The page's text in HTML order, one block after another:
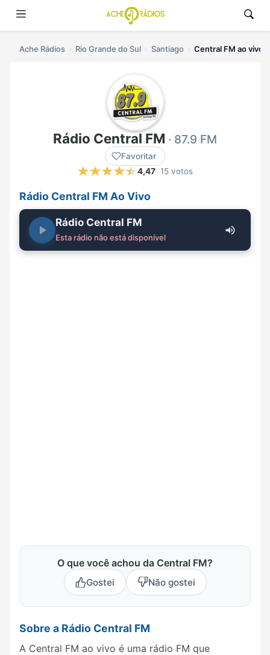
Ache Rádios Rio Grande do Sul Santiago Central FM ao vivo
Rádio Central FM · 87.9 FM
Favoritar
4,47 15 votos
Rádio Central FM Ao Vivo
Rádio Central FM
Esta rádio não está disponível
O que você achou da Central FM?
Gostei Não gostei
Sobre a Rádio Central FM
A Central FM ao vivo é uma rádio FM que